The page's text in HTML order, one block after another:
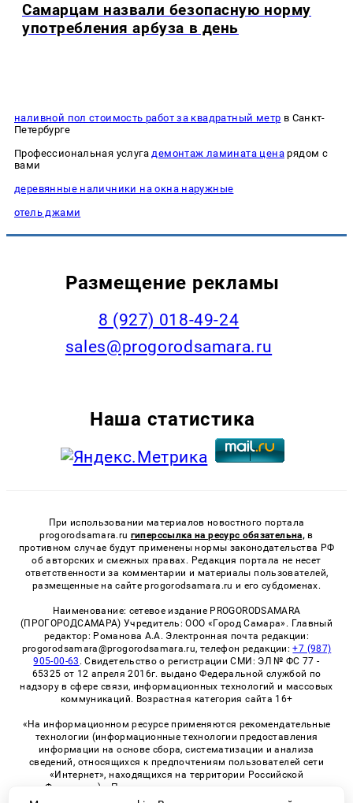
Самарцам назвали безопасную норму
употребления арбуза в день
наливной пол стоимость работ за квадратный метр в Санкт-
Петербурге
Профессиональная услуга демонтаж ламината ценарядом с
вами
деревянные наличники на окна наружные
отель джами
Размещение рекламы
8 (927) 018-49-24
sales@progorodsamara.ru
Наша статистика
При использовании материалов новостного портала
progorodsamara.ru гиперссылка на ресурс обязательна, в
противном случае будут применены нормы законодательства РФ
об авторских и смежных правах. Редакция портала не несет
ответственности за комментарии и материалы пользователей,
размещенные на сайте progorodsamara.ru и его субдоменах.
Наименование: сетевое издание PROGORODSAMARA
(ПРОГОРОДСАМАРА) Учредитель: ООО «Город Самара». Главный
редактор: Романова А.А. Электронная почта редакции:
progorodsamara@progorodsamara.ru, телефон редакции:+7 (987)
905-00-63 . Свидетельство о регистрации СМИ: ЭЛ № ФС 77 -
65325 от 12 апреля 2016г. выдано Федеральной службой по
надзору в сфере связи, информационных технологий и массовых
коммуникаций. Возрастная категория сайта 16+
«На информационном ресурсе применяются рекомендательные
технологии (информационные технологии предоставления
информации на основе сбора, систематизации и анализа
сведений, относящихся к предпочтениям пользователей сети
«Интернет», находящихся на территории Российской
Федерации)». Правила применения рекомендательных
технологий в виджетах рекламно-обменной сети
«СМИ2» (PDF)